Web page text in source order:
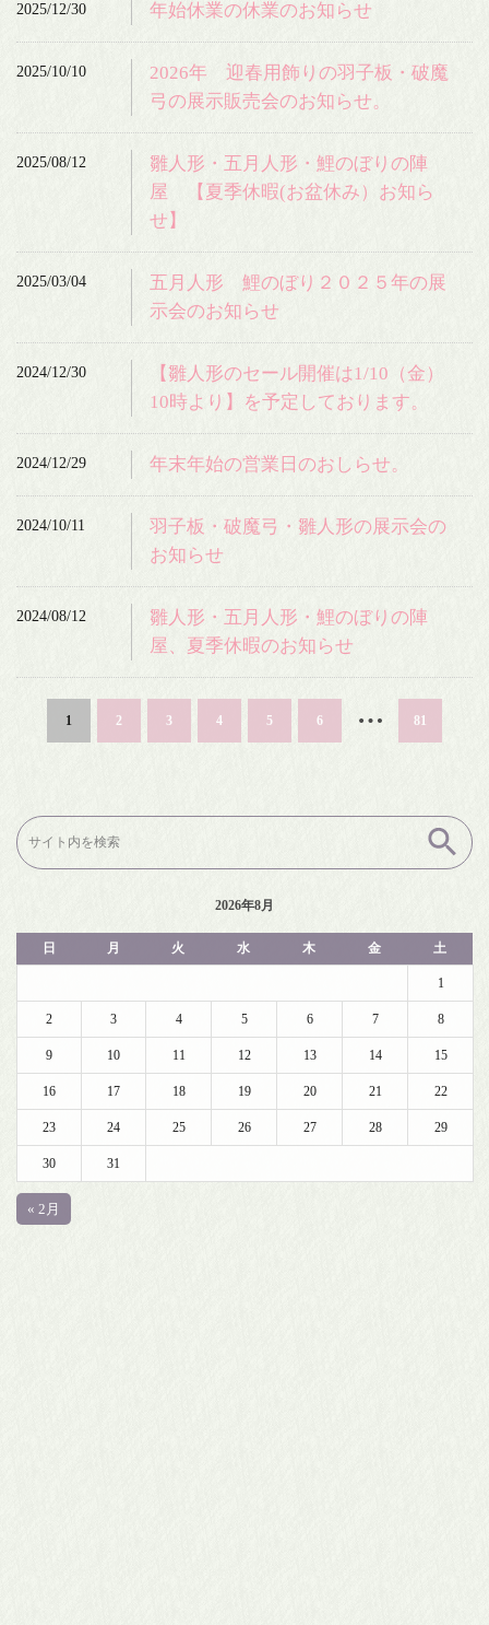
2025/12/30 年始休業の休業のお知らせ
2025/10/10
2026年 迎春用飾りの羽子板・破魔
弓の展示販売会のお知らせ。
2025/08/12
雛人形・五月人形・鯉のぼりの陣
屋 【夏季休暇(お盆休み）お知ら
せ】
2025/03/04
五月人形 鯉のぼり２０２５年の展
示会のお知らせ
2024/12/30
【雛人形のセール開催は1/10（金）
10時より】を予定しております。
2024/12/29 年末年始の営業日のおしらせ。
2024/10/11
羽子板・破魔弓・雛人形の展示会の
お知らせ
2024/08/12
雛人形・五月人形・鯉のぼりの陣
屋、夏季休暇のお知らせ
1 2 3 4 5 6 … 81
検
索:
2026年8月
日 月 火 水 木 金 土
1
2 3 4 5 6 7 8
9 10 11 12 13 14 15
16 17 18 19 20 21 22
23 24 25 26 27 28 29
30 31
« 2月